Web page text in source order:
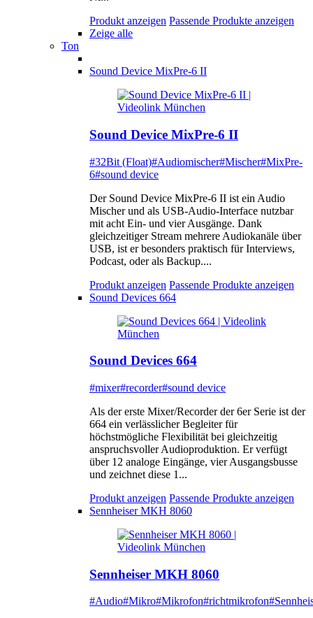
Produkt anzeigen Passende Produkte anzeigen
Zeige alle
Ton
Sound Device MixPre-6 II
Sound Device MixPre-6 II
#32Bit (Float)#Audiomischer#Mischer#MixPre-
6#sound device
Der Sound Device MixPre-6 II ist ein Audio
Mischer und als USB-Audio-Interface nutzbar
mit acht Ein- und vier Ausgänge. Dank
gleichzeitiger Stream mehrere Audiokanäle über
USB, ist er besonders praktisch für Interviews,
Podcast, oder als Backup....
Produkt anzeigen Passende Produkte anzeigen
Sound Devices 664
Sound Devices 664
#mixer#recorder#sound device
Als der erste Mixer/Recorder der 6er Serie ist der
664 ein verlässlicher Begleiter für
höchstmögliche Flexibilität bei gleichzeitig
anspruchsvoller Audioproduktion. Er verfügt
über 12 analoge Eingänge, vier Ausgangsbusse
und zeichnet diese 1...
Produkt anzeigen Passende Produkte anzeigen
Sennheiser MKH 8060
Sennheiser MKH 8060
#Audio#Mikro#Mikrofon#richtmikrofon